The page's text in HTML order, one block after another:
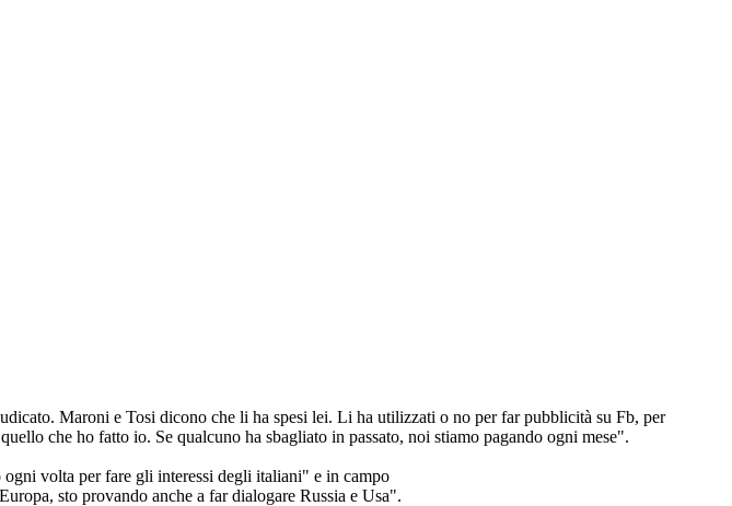
Maroni e Tosi dicono che li ha spesi lei. Li ha utilizzati o no per far pubblicità su Fb, per
che ho fatto io. Se qualcuno ha sbagliato in passato, noi stiamo pagando ogni mese".
volta per fare gli interessi degli italiani" e in campo
sto provando anche a far dialogare Russia e Usa".